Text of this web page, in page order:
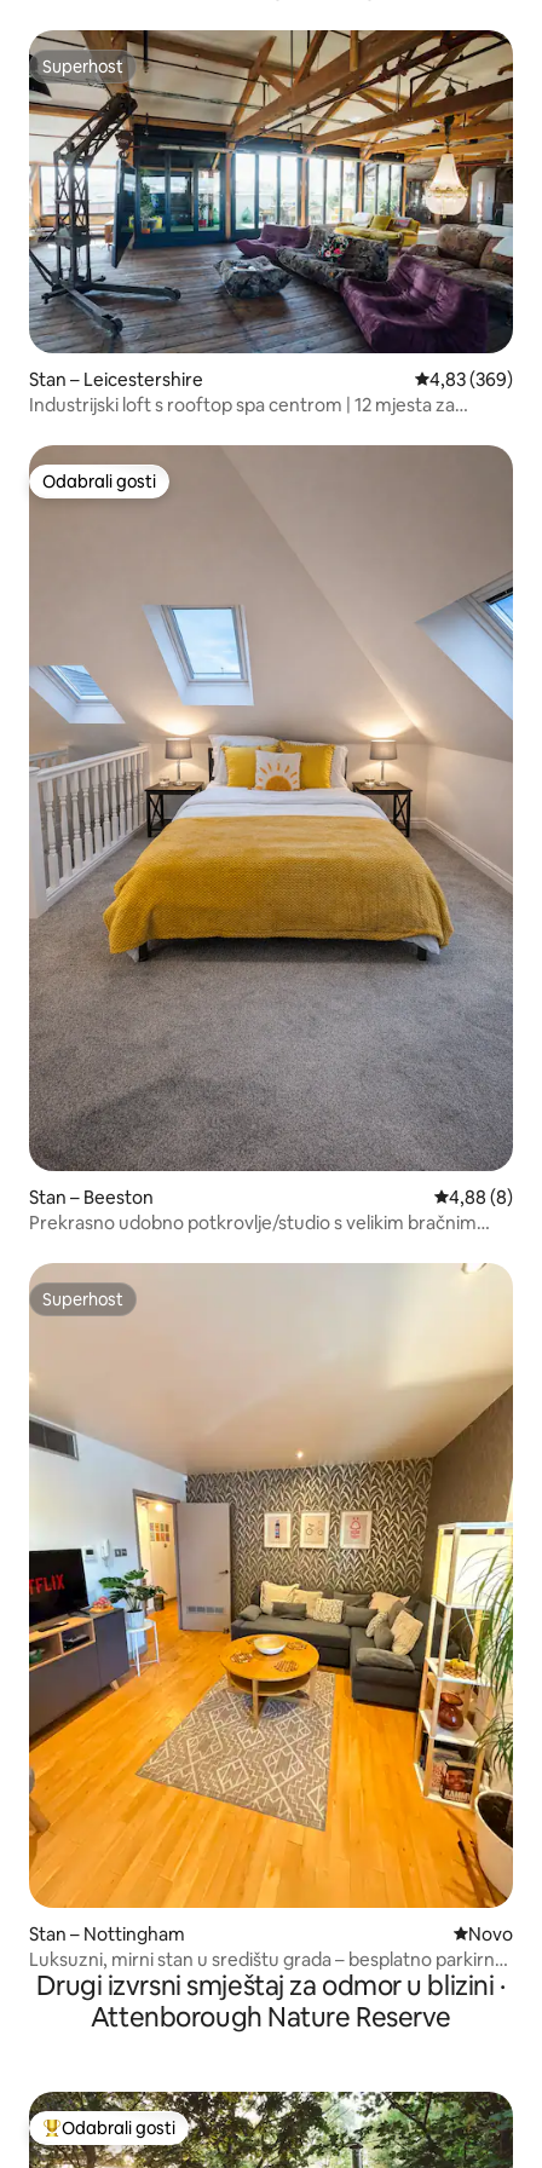
Superhost
Superhost
Stan – Leicestershire Prosječna
4,83 (369)
Industrijski loft s rooftop spa centrom | 12 mjesta za
Odabrali gosti
Odabrali gosti
Stan – Beeston Prosječna
4,88 (8)
Prekrasno udobno potkrovlje/studio s velikim bračnim
Superhost
Superhost
Stan – Nottingham Novi
Novo
Luksuzni, mirni stan u središtu grada – besplatno parkirno
mjesto
Drugi izvrsni smještaj za odmor u blizini ·
Attenborough Nature Reserve
Među najviše rangiranima s oznakom „Odabrali gosti”
Odabrali gosti